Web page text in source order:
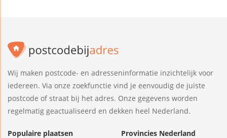
Wij maken postcode- en adresseninformatie inzichtelijk voor
iedereen. Via onze zoekfunctie vind je eenvoudig de juiste
postcode of straat bij het adres. Onze gegevens worden
regelmatig geactualiseerd en dekken heel Nederland.
Populaire plaatsen
Provincies Nederland